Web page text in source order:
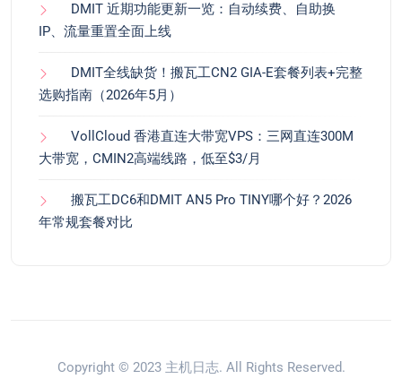
DMIT 近期功能更新一览：自动续费、自助换
IP、流量重置全面上线
DMIT全线缺货！搬瓦工CN2 GIA-E套餐列表+完整
选购指南（2026年5月）
VollCloud 香港直连大带宽VPS：三网直连300M
大带宽，CMIN2高端线路，低至$3/月
搬瓦工DC6和DMIT AN5 Pro TINY哪个好？2026
年常规套餐对比
Copyright © 2023 主机日志. All Rights Reserved.